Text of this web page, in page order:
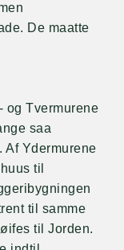
De maatte
og Tvermurene
saa
Af Ydermurene
til
til samme
til Jorden.